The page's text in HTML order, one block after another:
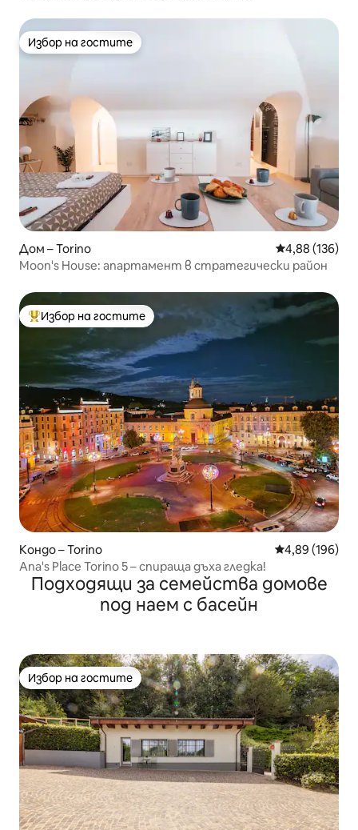
Избор на гостите
Избор на гостите
Дом – Torino Средна
4,88 (136)
Moon's House: апартамент в стратегически район
Най-популярен избор на гостите
Избор на гостите
Кондо – Torino Средна
4,89 (196)
Ana's Place Torino 5 – спираща дъха гледка!
Подходящи за семейства домове
под наем с басейн
Избор на гостите
Избор на гостите